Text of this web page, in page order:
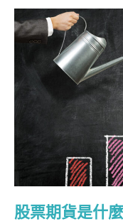
股票期貨是什